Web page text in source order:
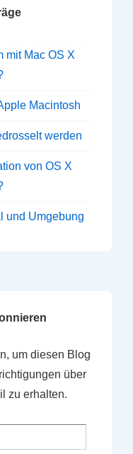
mit Mac OS X
Macintosh
werden
von OS X
und Umgebung
um diesen Blog
über
zu erhalten.